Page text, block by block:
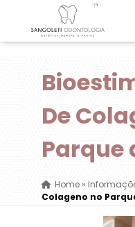
De
Parque
Home»
Colageno no